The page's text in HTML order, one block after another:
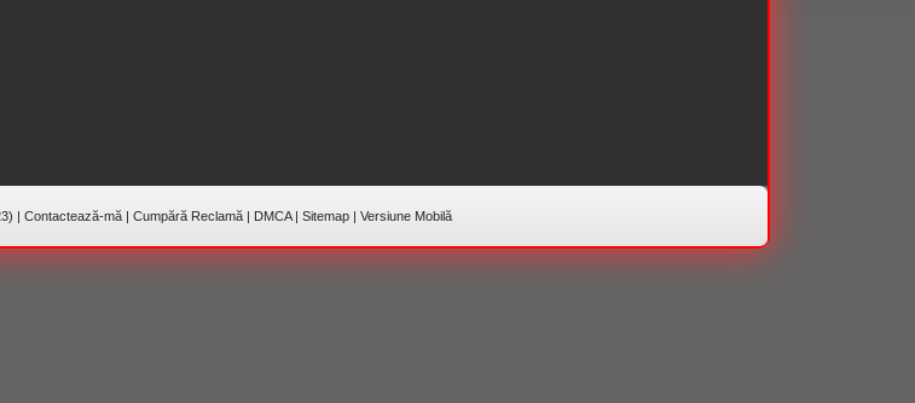
| Contactează-mă| Cumpără Reclamă| DMCA| Sitemap| Versiune Mobilă